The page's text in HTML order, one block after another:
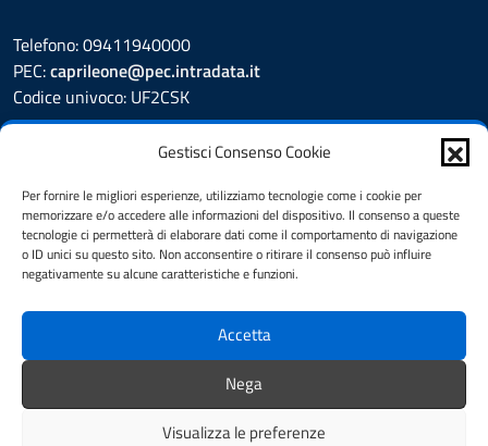
Gestisci Consenso Cookie
Per fornire le migliori esperienze, utilizziamo tecnologie come i cookie per
memorizzare e/o accedere alle informazioni del dispositivo. Il consenso a queste
tecnologie ci permetterà di elaborare dati come il comportamento di navigazione
o ID unici su questo sito. Non acconsentire o ritirare il consenso può influire
negativamente su alcune caratteristiche e funzioni.
Accetta
Nega
Visualizza le preferenze
Telefono: 09411940000
PEC:caprileone@pec.intradata.it
Codice univoco: UF2CSK
Prenotazione appuntamento
Segnalazione disservizio
Whistleblower
Amministrazione Trasparente
Albo Pretorio
Cookie Policy
Dichiarazione di accessibilità
Feedback